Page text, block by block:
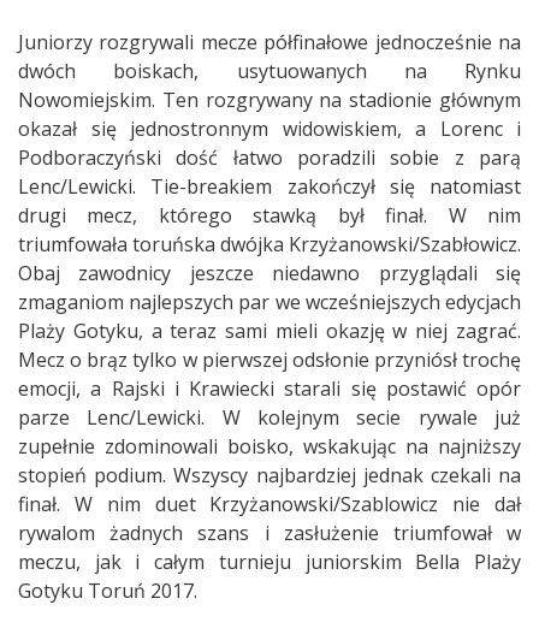
Juniorzy rozgrywali mecze półfinałowe jednocześnie na
dwóch boiskach, usytuowanych na Rynku
Nowomiejskim. Ten rozgrywany na stadionie głównym
okazał się jednostronnym widowiskiem, a Lorenc i
Podboraczyński dość łatwo poradzili sobie z parą
Lenc/Lewicki. Tie-breakiem zakończył się natomiast
drugi mecz, którego stawką był finał. W nim
triumfowała toruńska dwójka Krzyżanowski/Szabłowicz.
Obaj zawodnicy jeszcze niedawno przyglądali się
zmaganiom najlepszych par we wcześniejszych edycjach
Plaży Gotyku, a teraz sami mieli okazję w niej zagrać.
Mecz o brąz tylko w pierwszej odsłonie przyniósł trochę
emocji, a Rajski i Krawiecki starali się postawić opór
parze Lenc/Lewicki. W kolejnym secie rywale już
zupełnie zdominowali boisko, wskakując na najniższy
stopień podium. Wszyscy najbardziej jednak czekali na
finał. W nim duet Krzyżanowski/Szablowicz nie dał
rywalom żadnych szans i zasłużenie triumfował w
meczu, jak i całym turnieju juniorskim Bella Plaży
Gotyku Toruń 2017.